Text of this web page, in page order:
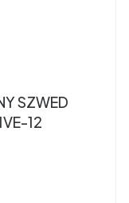
SZWED
12